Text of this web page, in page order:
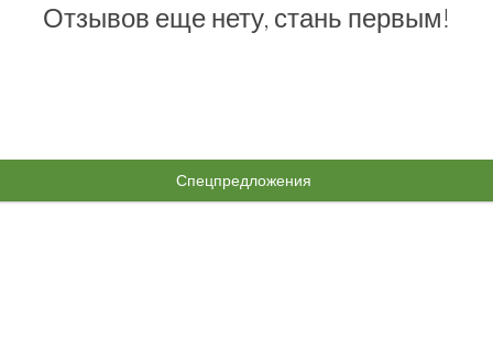
Отзывов еще нету, стань первым!
Спецпредложения